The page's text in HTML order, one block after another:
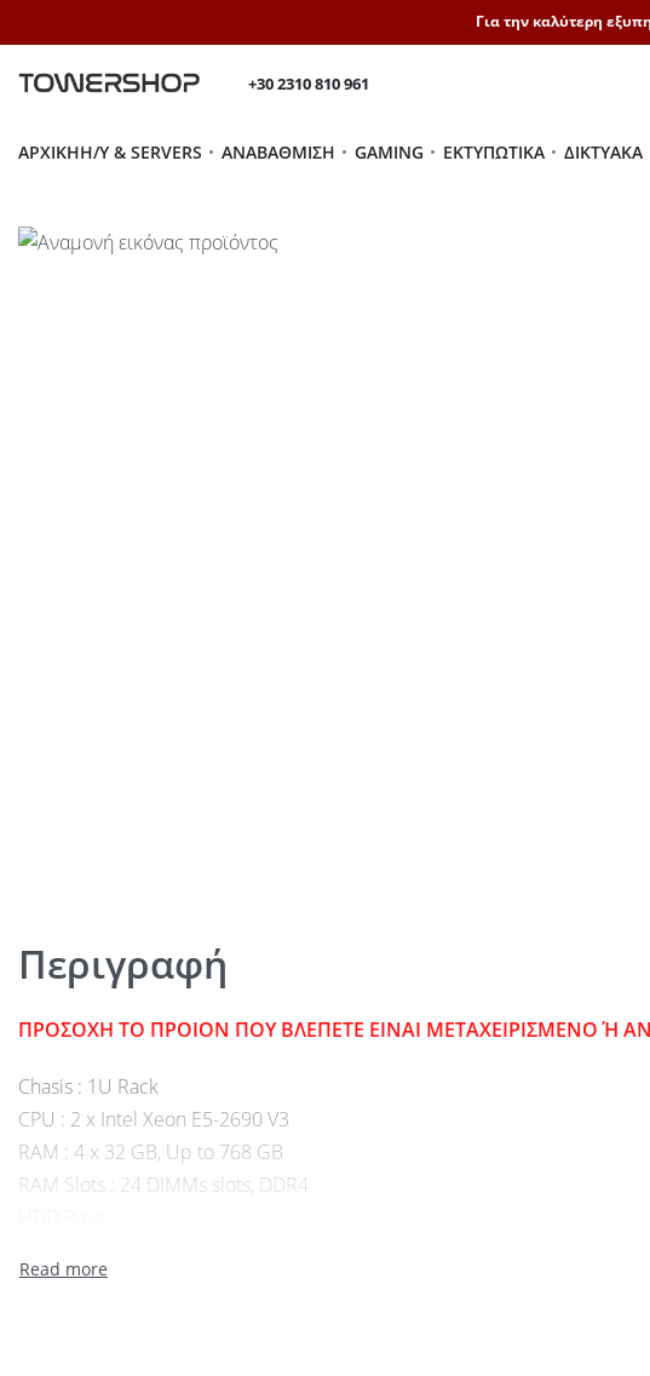
Για την καλύτερη
+30 2310 810 961
ΑΡΧΙΚΉH/Y & SERVERS ΑΝΑΒΆΘΜΙΣΗ GAMING ΕΚΤΥΠΩΤΙΚΆ ΔΙΚΤΥΑΚΆ
Περιγραφή
ΠΡΟΣΟΧΗ ΤΟ ΠΡΟΙΟΝ ΠΟΥ ΒΛΕΠΕΤΕ ΕΙΝΑΙ ΜΕΤΑΧΕΙΡΙΣΜΕΝΟ Ή
Chasis : 1U Rack
CPU : 2 x Intel Xeon E5-2690 V3
RAM : 4 x 32 GB, Up to 768 GB
RAM Slots : 24 DIMMs slots, DDR4
On board network : 4 x 1 GbE Network